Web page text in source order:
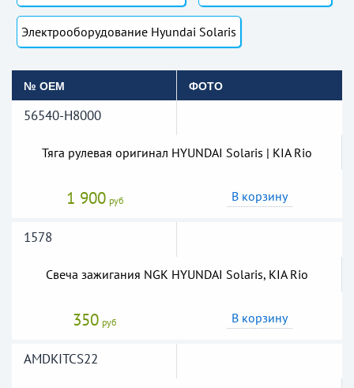
Электрооборудование Hyundai Solaris
№ OEM ФОТО
56540-H8000
Тяга рулевая оригинал HYUNDAI Solaris | KIA Rio
1 900 руб В корзину
1578
Свеча зажигания NGK HYUNDAI Solaris, KIA Rio
350 руб В корзину
AMDKITCS22